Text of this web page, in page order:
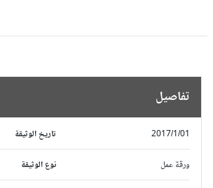
تفاصيل
تاريخ الوثيقة 2017/1/01
نوع الوثيقة ورقة عمل